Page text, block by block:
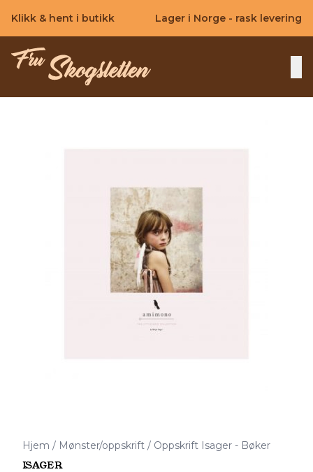
Klikk & hent i butikk Lager i Norge - rask levering
Hjem / Mønster/oppskrift / Oppskrift Isager - Bøker
ISAGER